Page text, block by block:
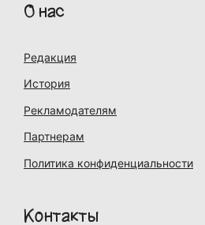
О нас
Редакция
История
Рекламодателям
Партнерам
Политика конфиденциальности
Контакты